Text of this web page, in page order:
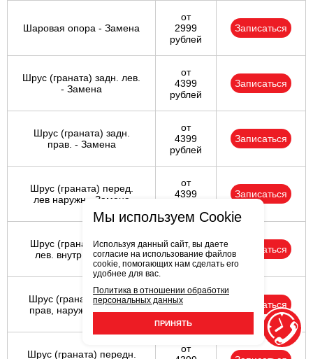
Шаровая опора - Замена
от
2999
рублей
Записаться
Шрус (граната) задн. лев.
- Замена
от
4399
рублей
Записаться
Шрус (граната) задн.
прав. - Замена
от
4399
рублей
Записаться
Шрус (граната) перед.
лев наружн.- Замена
от
4399
Записаться
Шрус (граната) перед.
лев. внутр. - Замена
от
4399
рублей
Записаться
Шрус (граната) передн
прав, наружн.- Замена
от
4399
рублей
Записаться
Шрус (граната) передн.
от
Мы используем Cookie
Используя данный сайт, вы даете
согласие на использование файлов
cookie, помогающих нам сделать его
удобнее для вас.
Политика в отношении обработки
персональных данных
ПРИНЯТЬ